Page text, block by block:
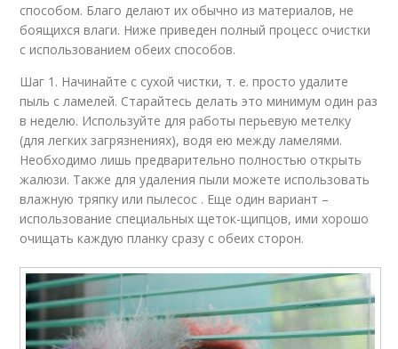
способом. Благо делают их обычно из материалов, не
боящихся влаги. Ниже приведен полный процесс очистки
с использованием обеих способов.
Шаг 1. Начинайте с сухой чистки, т. е. просто удалите
пыль с ламелей. Старайтесь делать это минимум один раз
в неделю. Используйте для работы перьевую метелку
(для легких загрязнениях), водя ею между ламелями.
Необходимо лишь предварительно полностью открыть
жалюзи. Также для удаления пыли можете использовать
влажную тряпку или пылесос . Еще один вариант –
использование специальных щеток-щипцов, ими хорошо
очищать каждую планку сразу с обеих сторон.